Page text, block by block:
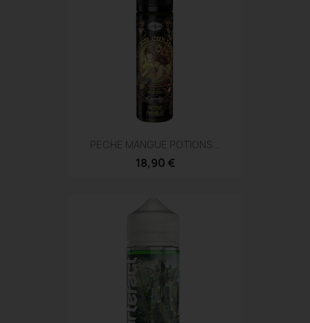
PECHE MANGUE POTIONS...
18,90 €